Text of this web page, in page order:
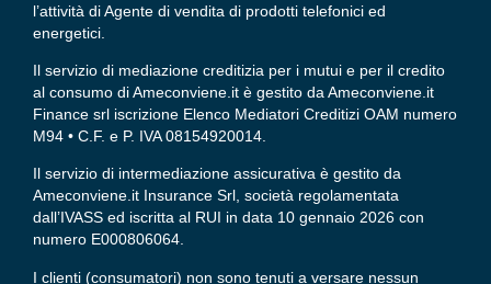
l’attività di Agente di vendita di prodotti telefonici ed
energetici.
Il servizio di mediazione creditizia per i mutui e per il credito
al consumo di Ameconviene.it è gestito da Ameconviene.it
Finance srl iscrizione Elenco Mediatori Creditizi OAM numero
M94 • C.F. e P. IVA 08154920014.
Il servizio di intermediazione assicurativa è gestito da
Ameconviene.it Insurance Srl, società regolamentata
dall’IVASS ed iscritta al RUI in data 10 gennaio 2026 con
numero E000806064.
I clienti (consumatori) non sono tenuti a versare nessun